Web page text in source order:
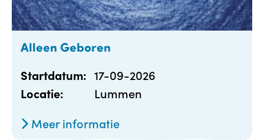
Alleen Geboren
Startdatum: 17-09-2026
Locatie:
Lummen
Meer informatie